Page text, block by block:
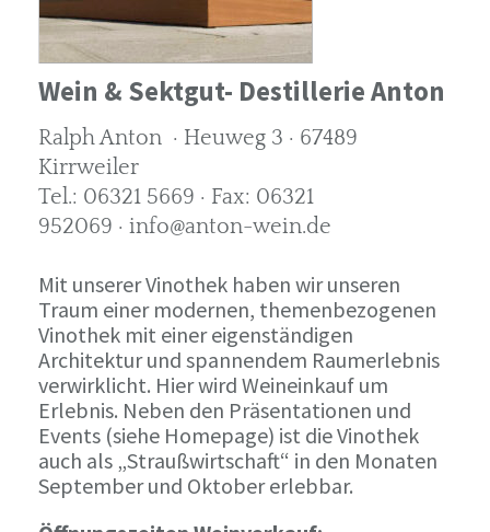
Wein & Sektgut- Destillerie Anton
Ralph Anton · Heuweg 3 · 67489
Kirrweiler
Tel.: 06321 5669 · Fax: 06321
952069 · info@anton-wein.de
Mit unserer Vinothek haben wir unseren
Traum einer modernen, themenbezogenen
Vinothek mit einer eigenständigen
Architektur und spannendem Raumerlebnis
verwirklicht. Hier wird Weineinkauf um
Erlebnis. Neben den Präsentationen und
Events (siehe Homepage) ist die Vinothek
auch als „Straußwirtschaft“ in den Monaten
September und Oktober erlebbar.